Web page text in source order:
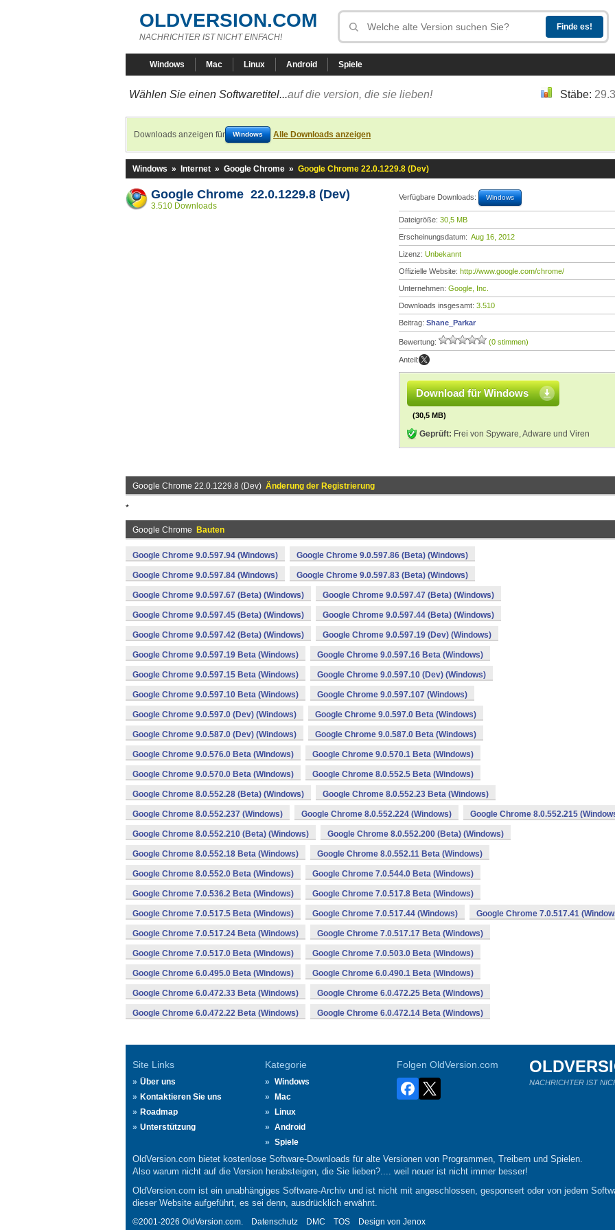
OLDVERSION.COM
NACHRICHTER IST NICHT EINFACH!
Windows Mac Linux Android Spiele
Wählen Sie einen Softwaretitel...auf die version, die sie lieben! Stäbe:
Downloads anzeigen für Windows Alle Downloads anzeigen
Windows » Internet » Google Chrome » Google Chrome 22.0.1229.8 (Dev)
Google Chrome 22.0.1229.8 (Dev)
3.510 Downloads
Verfügbare Downloads: Windows
Dateigröße: 30,5 MB
Erscheinungsdatum: Aug 16, 2012
Lizenz: Unbekannt
Offizielle Website: http://www.google.com/chrome/
Unternehmen: Google, Inc.
Downloads insgesamt: 3.510
Beitrag: Shane_Parkar
Bewertung: (0 stimmen)
Anteil:
Download für Windows
(30,5 MB)
Geprüft: Frei von Spyware, Adware und Viren
Google Chrome 22.0.1229.8 (Dev) Änderung der Registrierung
*
Google Chrome Bauten
Google Chrome 9.0.597.94 (Windows) Google Chrome 9.0.597.86 (Beta) (Windows)
Google Chrome 9.0.597.84 (Windows) Google Chrome 9.0.597.83 (Beta) (Windows)
Google Chrome 9.0.597.67 (Beta) (Windows) Google Chrome 9.0.597.47 (Beta) (Windows)
Google Chrome 9.0.597.45 (Beta) (Windows) Google Chrome 9.0.597.44 (Beta) (Windows)
Google Chrome 9.0.597.42 (Beta) (Windows) Google Chrome 9.0.597.19 (Dev) (Windows)
Google Chrome 9.0.597.19 Beta (Windows) Google Chrome 9.0.597.16 Beta (Windows)
Google Chrome 9.0.597.15 Beta (Windows) Google Chrome 9.0.597.10 (Dev) (Windows)
Google Chrome 9.0.597.10 Beta (Windows) Google Chrome 9.0.597.107 (Windows)
Google Chrome 9.0.597.0 (Dev) (Windows) Google Chrome 9.0.597.0 Beta (Windows)
Google Chrome 9.0.587.0 (Dev) (Windows) Google Chrome 9.0.587.0 Beta (Windows)
Google Chrome 9.0.576.0 Beta (Windows) Google Chrome 9.0.570.1 Beta (Windows)
Google Chrome 9.0.570.0 Beta (Windows) Google Chrome 8.0.552.5 Beta (Windows)
Google Chrome 8.0.552.28 (Beta) (Windows) Google Chrome 8.0.552.23 Beta (Windows)
Google Chrome 8.0.552.237 (Windows) Google Chrome 8.0.552.224 (Windows) Google Chrome 8.0.552.215
Google Chrome 8.0.552.210 (Beta) (Windows) Google Chrome 8.0.552.200 (Beta) (Windows)
Google Chrome 8.0.552.18 Beta (Windows) Google Chrome 8.0.552.11 Beta (Windows)
Google Chrome 8.0.552.0 Beta (Windows) Google Chrome 7.0.544.0 Beta (Windows)
Google Chrome 7.0.536.2 Beta (Windows) Google Chrome 7.0.517.8 Beta (Windows)
Google Chrome 7.0.517.5 Beta (Windows) Google Chrome 7.0.517.44 (Windows) Google Chrome 7.0.517.41
Google Chrome 7.0.517.24 Beta (Windows) Google Chrome 7.0.517.17 Beta (Windows)
Google Chrome 7.0.517.0 Beta (Windows) Google Chrome 7.0.503.0 Beta (Windows)
Google Chrome 6.0.495.0 Beta (Windows) Google Chrome 6.0.490.1 Beta (Windows)
Google Chrome 6.0.472.33 Beta (Windows) Google Chrome 6.0.472.25 Beta (Windows)
Google Chrome 6.0.472.22 Beta (Windows) Google Chrome 6.0.472.14 Beta (Windows)
Site Links
Über uns
Kontaktieren Sie uns
Roadmap
Unterstützung
Kategorie
Windows
Mac
Linux
Android
Spiele
Folgen OldVersion.com
NACHRICHTER IST
OldVersion.com bietet kostenlose Software-Downloads für alte Versionen von Programmen, Treibern und Spielen.
Also warum nicht auf die Version herabsteigen, die Sie lieben?.... weil neuer ist nicht immer besser!
OldVersion.com ist ein unabhängiges Software-Archiv und ist nicht mit angeschlossen, gesponsert oder von jedem
dieser Website aufgeführt, es sei denn, ausdrücklich erwähnt.
©2001-2026 OldVersion.com. Datenschutz DMC TOS Design von Jenox